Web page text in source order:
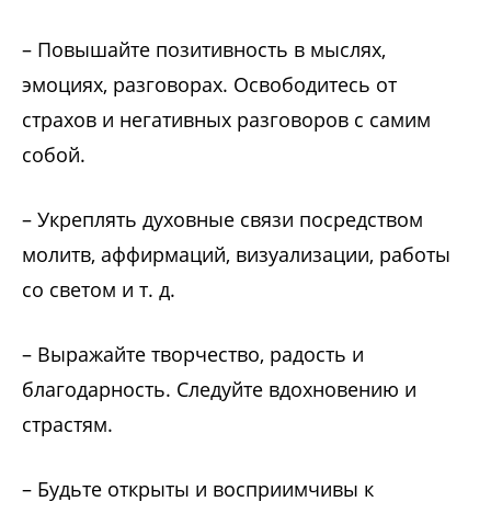
– Повышайте позитивность в мыслях,
эмоциях, разговорах. Освободитесь от
страхов и негативных разговоров с самим
собой.
– Укреплять духовные связи посредством
молитв, аффирмаций, визуализации, работы
со светом и т. д.
– Выражайте творчество, радость и
благодарность. Следуйте вдохновению и
страстям.
– Будьте открыты и восприимчивы к